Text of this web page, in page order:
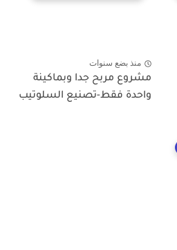
منذ بضع سنوات
مشروع مربح جدا وبماكينة
واحدة فقط-تصنيع السلوتيب